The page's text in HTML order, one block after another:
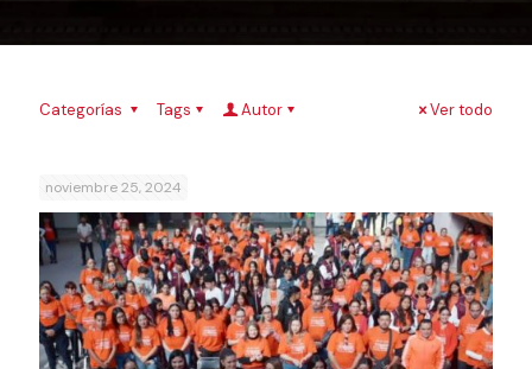
Categorías Tags Autor Ver todo
noviembre 25, 2024